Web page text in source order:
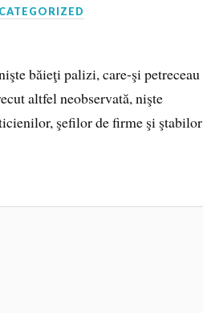
băieţi palizi, care-şi petreceau
altfel neobservată, nişte
şefilor de firme şi ştabilor